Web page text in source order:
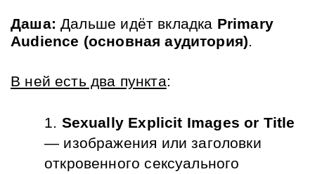
Даша: Дальше идёт вкладка Primary
Audience (основная аудитория).
В ней есть два пункта:
Sexually Explicit Images or Title
— изображения или заголовки
откровенного сексуального